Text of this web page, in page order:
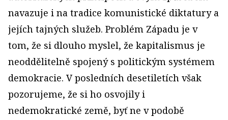
navazuje i na tradice komunistické diktatury a
jejích tajných služeb. Problém Západu je v
tom, že si dlouho myslel, že kapitalismus je
neoddělitelně spojený s politickým systémem
demokracie. V posledních desetiletích však
pozorujeme, že si ho osvojily i
nedemokratické země, byť ne v podobě